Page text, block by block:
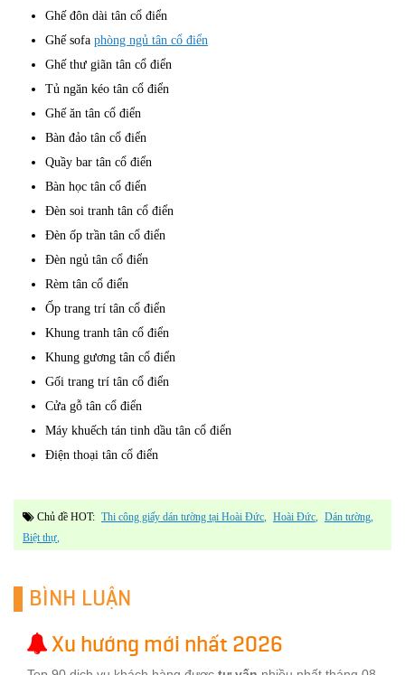
Ghế đôn dài tân cổ điển
Ghế sofa phòng ngủ tân cổ điển
Ghế thư giãn tân cổ điển
Tủ ngăn kéo tân cổ điển
Ghế ăn tân cổ điển
Bàn đảo tân cổ điển
Quầy bar tân cổ điển
Bàn học tân cổ điển
Đèn soi tranh tân cổ điển
Đèn ốp trần tân cổ điển
Đèn ngủ tân cổ điển
Rèm tân cổ điển
Ốp trang trí tân cổ điển
Khung tranh tân cổ điển
Khung gương tân cổ điển
Gối trang trí tân cổ điển
Cửa gỗ tân cổ điển
Máy khuếch tán tinh dầu tân cổ điển
Điện thoại tân cổ điển
Chủ đề HOT: Thi công giấy dán tường tại Hoài Đức Hoài Đức
dán tường
biệt thự
BÌNH LUẬN
Xu hướng mới nhất 2026